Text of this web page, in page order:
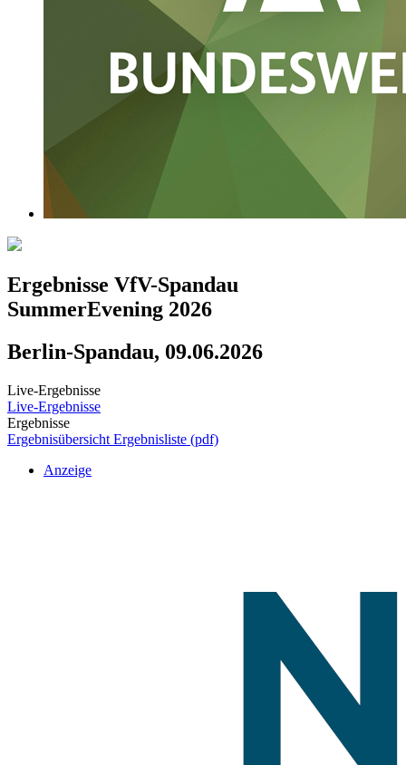
Ergebnisse VfV-Spandau
SummerEvening 2026
Berlin-Spandau, 09.06.2026
Live-Ergebnisse
Live-Ergebnisse
Ergebnisse
Ergebnisübersicht Ergebnisliste (pdf)
Anzeige